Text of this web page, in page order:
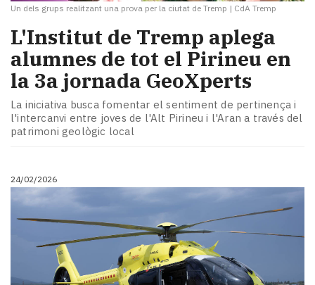
Un dels grups realitzant una prova per la ciutat de Tremp | CdA Tremp
L'Institut de Tremp aplega
alumnes de tot el Pirineu en
la 3a jornada GeoXperts
La iniciativa busca fomentar el sentiment de pertinença i
l'intercanvi entre joves de l'Alt Pirineu i l'Aran a través del
patrimoni geològic local
24/02/2026